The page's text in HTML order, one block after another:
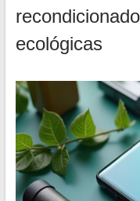
ecológicas